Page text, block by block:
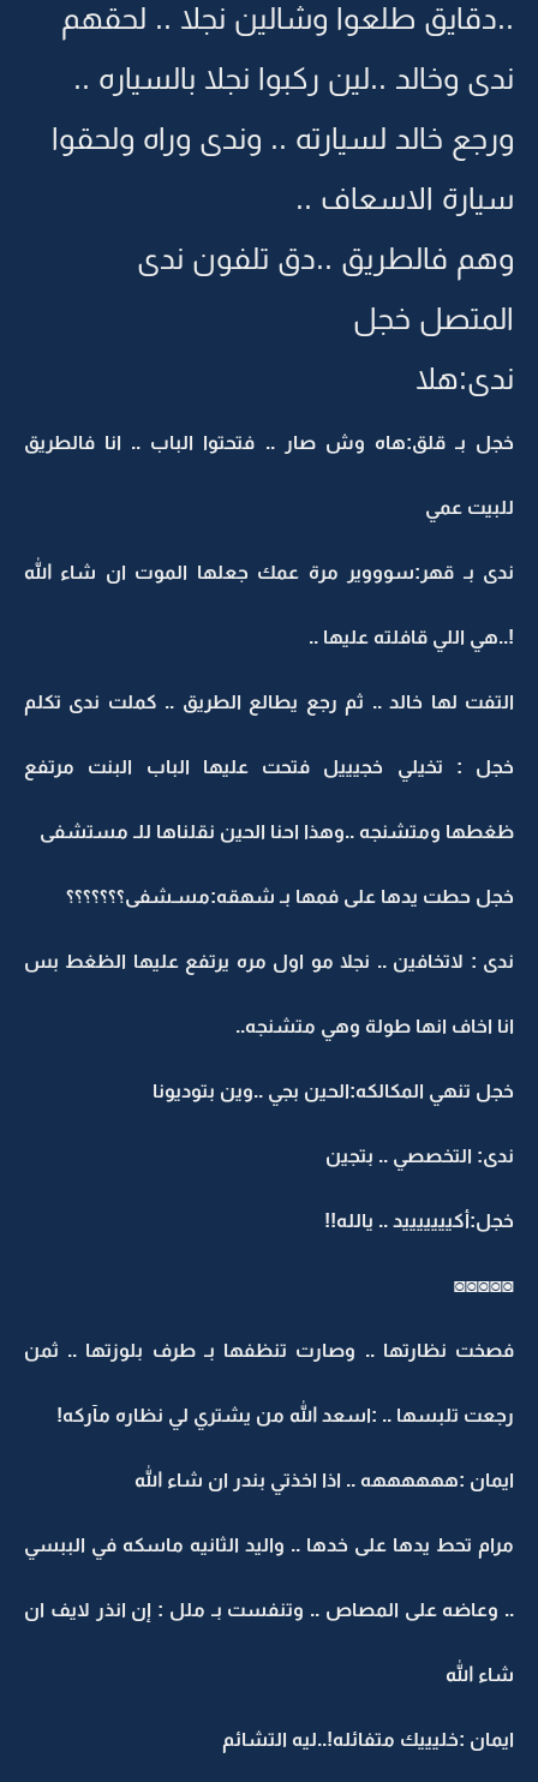
..دقايق طلعوا وشالين نجلا .. لحقهم
ندى وخالد ..لين ركبوا نجلا بالسياره ..
ورجع خالد لسيارته .. وندى وراه ولحقوا
سيارة الاسعاف ..
وهم فالطريق ..دق تلفون ندى
المتصل خجل
ندى:هلا
خجل بـ قلق:هاه وش صار .. فتحتوا الباب .. انا فالطريق
للبيت عمي
ندى بـ قهر:سوووير مرة عمك جعلها الموت ان شاء الله
!..هي اللي قافلته عليها ..
التفت لها خالد .. ثم رجع يطالع الطريق .. كملت ندى تكلم
خجل : تخيلي خجيييل فتحت عليها الباب البنت مرتفع
ظغطها ومتشنجه ..وهذا احنا الحين نقلناها للـ مستشفى
خجل حطت يدها على فمها بـ شهقه:مسـشفى؟؟؟؟؟؟؟
ندى : لاتخافين .. نجلا مو اول مره يرتفع عليها الظغط بس
انا اخاف انها طولة وهي متشنجه..
خجل تنهي المكالكه:الحين بجي ..وين بتوديونا
ندى: التخصصي .. بتجين
خجل:أكيييييييد .. يالله!!
◙◙◙◙◙
فصخت نظارتها .. وصارت تنظفها بـ طرف بلوزتها .. ثمن
رجعت تلبسها .. :اسعد الله من يشتري لي نظاره مآركه!
ايمان :ههههههه .. اذا اخذتي بندر ان شاء الله
مرام تحط يدها على خدها .. واليد الثانيه ماسكه في الببسي
.. وعاضه على المصاص .. وتنفست بـ ملل : إن انذر لايف ان
شاء الله
ايمان :خليييك متفائله!..ليه التشائم